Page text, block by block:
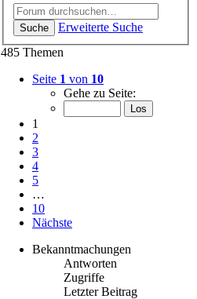
Suche
Erweiterte Suche
485 Themen
Seite 1 von 10
Gehe zu Seite:
1
2
3
4
5
…
10
Nächste
Bekanntmachungen
Antworten
Zugriffe
Letzter Beitrag